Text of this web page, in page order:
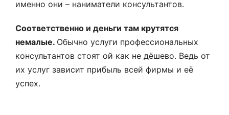
именно они – наниматели консультантов.
Соответственно и деньги там крутятся
немалые. Обычно услуги профессиональных
консультантов стоят ой как не дёшево. Ведь от
их услуг зависит прибыль всей фирмы и её
успех.